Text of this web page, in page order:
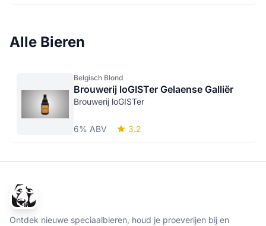
Alle Bieren
Belgisch Blond
Brouwerij loGISTer Gelaense Galliër
Brouwerij loGISTer
6% ABV 3.2
Ontdek nieuwe speciaalbieren, houd je proeverijen bij en